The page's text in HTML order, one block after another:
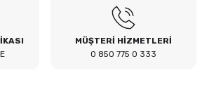
MÜŞTERİ HİZMETLERİ
0 850 775 0 333